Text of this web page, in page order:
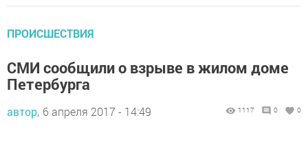
ПРОИСШЕСТВИЯ
СМИ сообщили о взрыве в жилом доме
Петербурга
автор, 6 апреля 2017 - 14:49 1117 0 0